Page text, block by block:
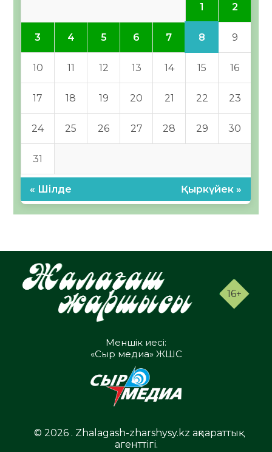
1 2
3 4 5 6 7 8 9
10 11 12 13 14 15 16
17 18 19 20 21 22 23
24 25 26 27 28 29 30
31
« Шілде Қыркүйек »
16+
Меншік иесі:
«Сыр медиа» ЖШС
© 2026 . Zhalagash-zharshysy.kz ақпараттық
агенттігі.